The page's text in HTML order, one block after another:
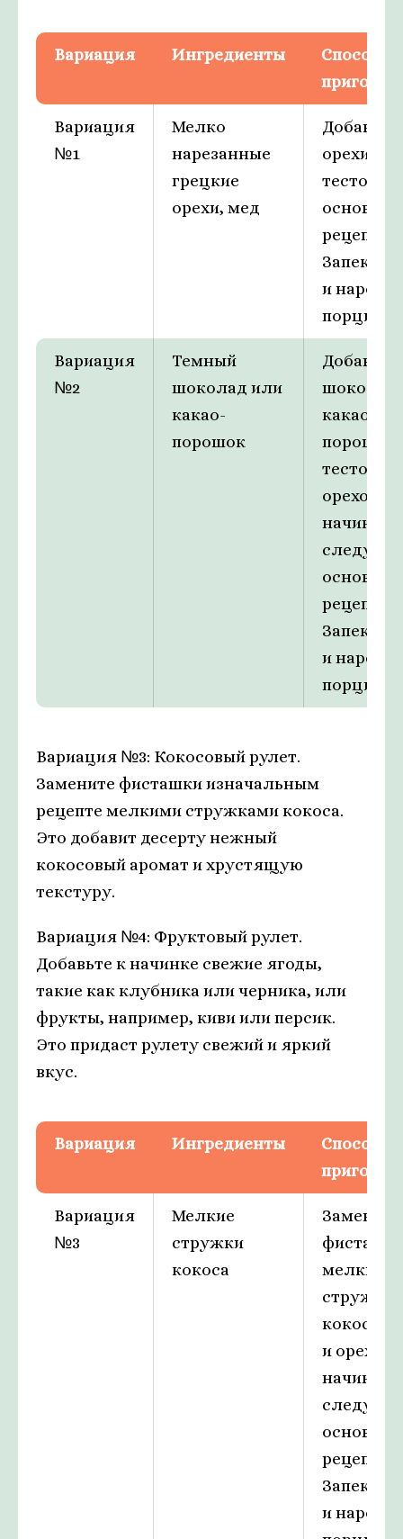
Вариация Ингредиенты
Способ
Вариация
№1
Мелко
нарезанные
грецкие
орехи, мед
Добавить
орехи и
тесто,
рецепту.
Запекать
и
порции.
Вариация
№2
Темный
шоколад или
какао-
порошок
Добавить
шоколад
какао-
порошок
тесто и
ореховую
начинку,
следуя
рецепту.
Запекать
и
порции.
Вариация №3: Кокосовый рулет.
Замените фисташки изначальным
рецепте мелкими стружками кокоса.
Это добавит десерту нежный
кокосовый аромат и хрустящую
текстуру.
Вариация №4: Фруктовый рулет.
Добавьте к начинке свежие ягоды,
такие как клубника или черника, или
фрукты, например, киви или персик.
Это придаст рулету свежий и яркий
вкус.
Вариация Ингредиенты
Способ
Вариация
№3
Мелкие
стружки
кокоса
Заменить
мелкими
кокоса в
и
начинке,
следуя
рецепту.
Запекать
и